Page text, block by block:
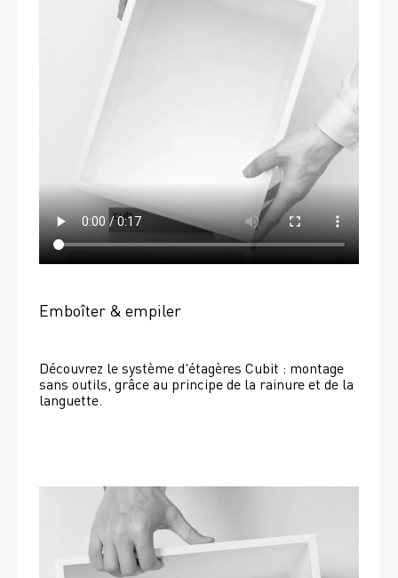
Emboîter & empiler
Découvrez le système d'étagères Cubit : montage
sans outils, grâce au principe de la rainure et de la
languette.